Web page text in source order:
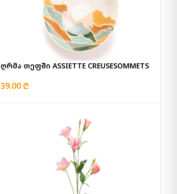
ღრმა თეფში ASSIETTE CREUSESOMMETS
39.00 ₾